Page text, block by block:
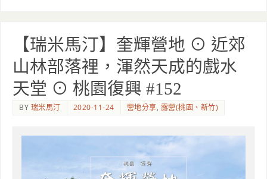
【瑞米馬汀】奎輝營地 ⊙ 近郊
山林部落裡，渾然天成的戲水
天堂 ⊙ 桃園復興 #152
BY 瑞米馬汀 2020-11-24 營地分享, 露營(桃園、新竹)